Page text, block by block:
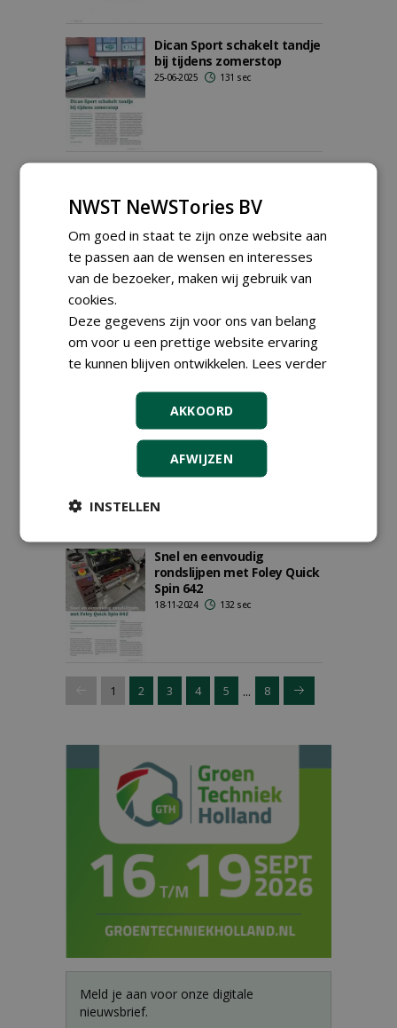
Dican Sport schakelt tandje
bij tijdens zomerstop
25-06-2025 131 sec
Fleet
naar Nederland
20-04-2025
Vooruitblik op Vakbeurs
Sportaccommodaties
10-03-2025 363 sec
Snel en eenvoudig
rondslijpen met Foley Quick
Spin 642
18-11-2024 132 sec
1 2 3 4 5 ... 8
Meld je aan voor onze digitale
nieuwsbrief.
NWST NeWSTories BV
Om goed in staat te zijn onze website aan
te passen aan de wensen en interesses
van de bezoeker, maken wij gebruik van
cookies.
Deze gegevens zijn voor ons van belang
om voor u een prettige website ervaring
te kunnen blijven ontwikkelen. Lees verder
AKKOORD
AFWIJZEN
INSTELLEN